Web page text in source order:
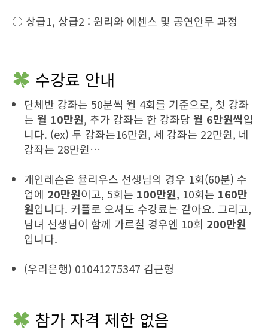
○ 상급1, 상급2 : 원리와 에센스 및 공연안무 과정
수강료 안내
단체반 강좌는 50분씩 월 4회를 기준으로, 첫 강좌
는 월 10만원, 추가 강좌는 한 강좌당 월 6만원씩입
니다. (ex) 두 강좌는16만원, 세 강좌는 22만원, 네
강좌는 28만원…
개인레슨은 율리우스 선생님의 경우 1회(60분) 수
업에 20만원이고, 5회는 100만원, 10회는 160만
원입니다. 커플로 오셔도 수강료는 같아요. 그리고,
남녀 선생님이 함께 가르칠 경우엔 10회 200만원
입니다.
(우리은행) 01041275347 김근형
참가 자격 제한 없음